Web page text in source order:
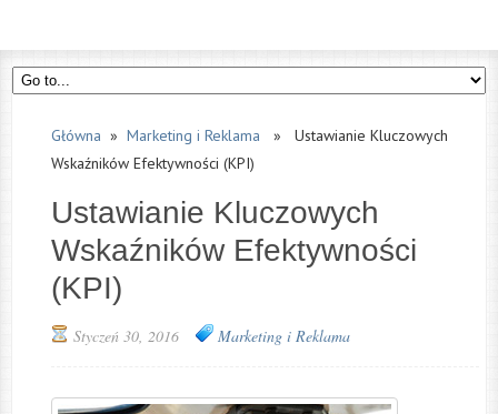
Główna »Marketing i Reklama » Ustawianie Kluczowych
Wskaźników Efektywności (KPI)
Ustawianie Kluczowych
Wskaźników Efektywności
(KPI)
Styczeń 30, 2016 Marketing i Reklama